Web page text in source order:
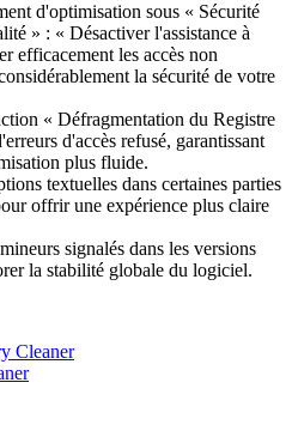
d'optimisation sous « Sécurité
» : « Désactiver l'assistance à
efficacement les accès non
la sécurité de votre
« Défragmentation du Registre
d'accès refusé, garantissant
plus fluide.
textuelles dans certaines parties
offrir une expérience plus claire
signalés dans les versions
la stabilité globale du logiciel.
Cleaner